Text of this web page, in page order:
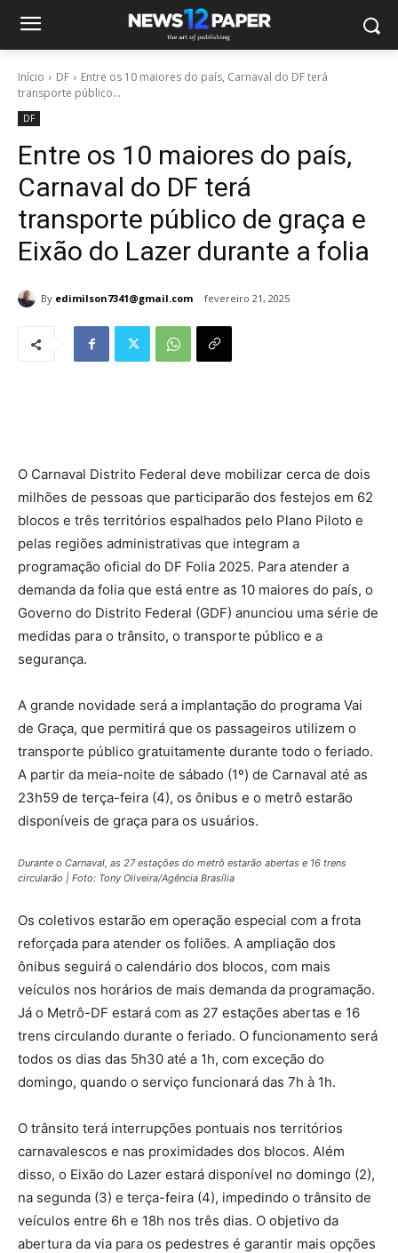
Início DF
Entre os 10 maiores do país, Carnaval do DF terá
transporte público...
DF
Entre os 10 maiores do país,
Carnaval do DF terá
transporte público de graça e
Eixão do Lazer durante a folia
By edimilson7341@gmail.com fevereiro 21, 2025
O Carnaval Distrito Federal deve mobilizar cerca de dois
milhões de pessoas que participarão dos festejos em 62
blocos e três territórios espalhados pelo Plano Piloto e
pelas regiões administrativas que integram a
programação oficial do DF Folia 2025. Para atender a
demanda da folia que está entre as 10 maiores do país, o
Governo do Distrito Federal (GDF) anunciou uma série de
medidas para o trânsito, o transporte público e a
segurança.
A grande novidade será a implantação do programa Vai
de Graça, que permitirá que os passageiros utilizem o
transporte público gratuitamente durante todo o feriado.
A partir da meia-noite de sábado (1º) de Carnaval até as
23h59 de terça-feira (4), os ônibus e o metrô estarão
disponíveis de graça para os usuários.
Durante o Carnaval, as 27 estações do metrô estarão abertas e 16 trens
circularão | Foto: Tony Oliveira/Agência Brasília
Os coletivos estarão em operação especial com a frota
reforçada para atender os foliões. A ampliação dos
ônibus seguirá o calendário dos blocos, com mais
veículos nos horários de mais demanda da programação.
Já o Metrô-DF estará com as 27 estações abertas e 16
trens circulando durante o feriado. O funcionamento será
todos os dias das 5h30 até a 1h, com exceção do
domingo, quando o serviço funcionará das 7h à 1h.
O trânsito terá interrupções pontuais nos territórios
carnavalescos e nas proximidades dos blocos. Além
disso, o Eixão do Lazer estará disponível no domingo (2),
na segunda (3) e terça-feira (4), impedindo o trânsito de
veículos entre 6h e 18h nos três dias. O objetivo da
abertura da via para os pedestres é garantir mais opções